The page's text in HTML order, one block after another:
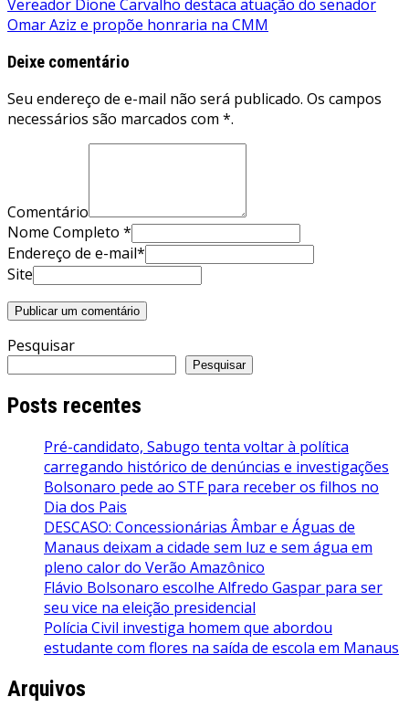
Post
Vereador Dione Carvalho destaca atuação do senador
Omar Aziz e propõe honraria na CMM
Deixe comentário
Seu endereço de e-mail não será publicado. Os campos
necessários são marcados com *.
Comentário
Nome Completo *
Endereço de e-mail*
Site
Pesquisar
Pesquisar
Posts recentes
Pré-candidato, Sabugo tenta voltar à política
carregando histórico de denúncias e investigações
Bolsonaro pede ao STF para receber os filhos no
Dia dos Pais
DESCASO: Concessionárias Âmbar e Águas de
Manaus deixam a cidade sem luz e sem água em
pleno calor do Verão Amazônico
Flávio Bolsonaro escolhe Alfredo Gaspar para ser
seu vice na eleição presidencial
Polícia Civil investiga homem que abordou
estudante com flores na saída de escola em Manaus
Arquivos